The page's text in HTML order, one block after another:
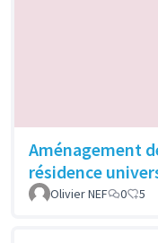
Aménagement
résidence
Olivier NEF 0 5